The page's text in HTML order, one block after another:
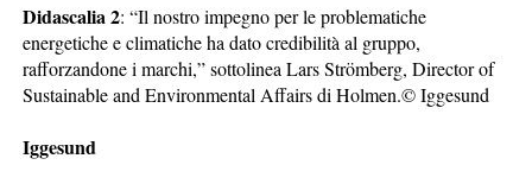
Didascalia 2: “Il nostro impegno per le problematiche
energetiche e climatiche ha dato credibilità al gruppo,
rafforzandone i marchi,” sottolinea Lars Strömberg, Director of
Sustainable and Environmental Affairs di Holmen.© Iggesund
Iggesund